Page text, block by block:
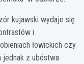
kujawski wydaje się
i
łowickich czy
jednak z ubóstwa